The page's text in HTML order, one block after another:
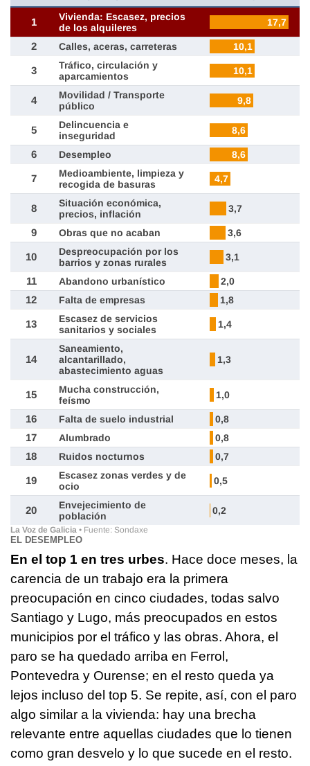
EL DESEMPLEO
En el top 1 en tres urbes. Hace doce meses, la
carencia de un trabajo era la primera
preocupación en cinco ciudades, todas salvo
Santiago y Lugo, más preocupados en estos
municipios por el tráfico y las obras. Ahora, el
paro se ha quedado arriba en Ferrol,
Pontevedra y Ourense; en el resto queda ya
lejos incluso del top 5. Se repite, así, con el paro
algo similar a la vivienda: hay una brecha
relevante entre aquellas ciudades que lo tienen
como gran desvelo y lo que sucede en el resto.